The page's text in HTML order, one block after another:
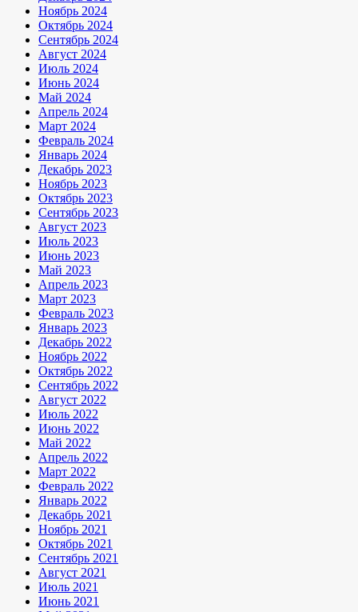
Ноябрь 2024
Октябрь 2024
Сентябрь 2024
Август 2024
Июль 2024
Июнь 2024
Май 2024
Апрель 2024
Март 2024
Февраль 2024
Январь 2024
Декабрь 2023
Ноябрь 2023
Октябрь 2023
Сентябрь 2023
Август 2023
Июль 2023
Июнь 2023
Май 2023
Апрель 2023
Март 2023
Февраль 2023
Январь 2023
Декабрь 2022
Ноябрь 2022
Октябрь 2022
Сентябрь 2022
Август 2022
Июль 2022
Июнь 2022
Май 2022
Апрель 2022
Март 2022
Февраль 2022
Январь 2022
Декабрь 2021
Ноябрь 2021
Октябрь 2021
Сентябрь 2021
Август 2021
Июль 2021
Июнь 2021